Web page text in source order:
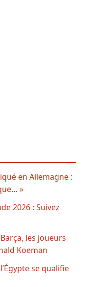
en Allemagne :
»
2026 : Suivez
les joueurs
Koeman
se qualifie